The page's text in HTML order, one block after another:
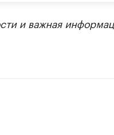
и важная